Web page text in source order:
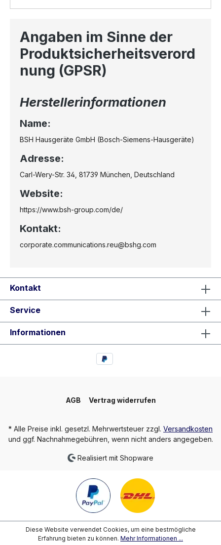
Angaben im Sinne der
Produktsicherheitsverord
nung (GPSR)
Herstellerinformationen
Name:
BSH Hausgeräte GmbH (Bosch-Siemens-Hausgeräte)
Adresse:
Carl-Wery-Str. 34, 81739 München, Deutschland
Website:
https://www.bsh-group.com/de/
Kontakt:
corporate.communications.reu@bshg.com
Kontakt
Service
Informationen
AGB Vertrag widerrufen
* Alle Preise inkl. gesetzl. Mehrwertsteuer zzgl. Versandkosten
und ggf. Nachnahmegebühren, wenn nicht anders angegeben.
Realisiert mit Shopware
Diese Website verwendet Cookies, um eine bestmögliche
Erfahrung bieten zu können. Mehr Informationen ...